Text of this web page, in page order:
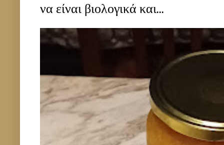
να είναι βιολογικά και...